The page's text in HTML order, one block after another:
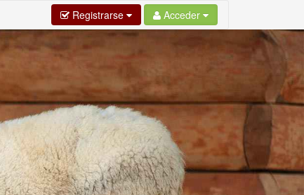
Registrarse Acceder